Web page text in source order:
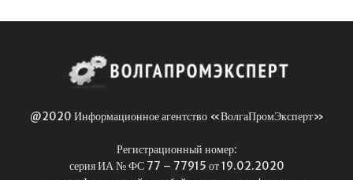
@2020 Информационное агентство «ВолгаПромЭксперт»
Регистрационный номер:
серия ИА № ФС 77 – 77915 от 19.02.2020